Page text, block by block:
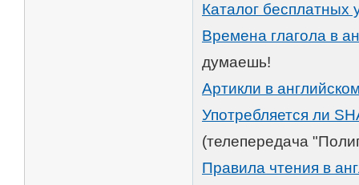
Каталог
Времена глагола в
думаешь!
Артикли в
Употребляется ли
(телепередача
Правила чтения в